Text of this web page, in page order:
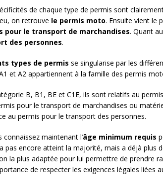
de chaque type de permis sont
on retrouve le permis moto. Ensuite vient le
pour le transport de marchandises. Quant
des personnes.
types de permis se singularise par les
et A2 appartiennent à la famille des permis
B, B1, BE et C1E, ils sont relatifs au
pour le transport de marchandises ou
au permis pour le transport des personnes.
maintenant l’âge minimum requis
pas encore atteint la majorité, mais a déjà plus
la plus adaptée pour lui permettre de prendre
de respecter les exigences légales liées